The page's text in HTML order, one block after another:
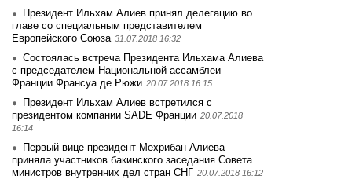
Президент Ильхам Алиев принял делегацию во
главе со специальным представителем
Европейского Союза 31.07.2018 16:32
Состоялась встреча Президента Ильхама Алиева
с председателем Национальной ассамблеи
Франции Франсуа де Рюжи 20.07.2018 16:15
Президент Ильхам Алиев встретился с
президентом компании SADE Франции 20.07.2018
16:14
Первый вице-президент Мехрибан Алиева
приняла участников бакинского заседания Совета
министров внутренних дел стран СНГ 20.07.2018 16:12